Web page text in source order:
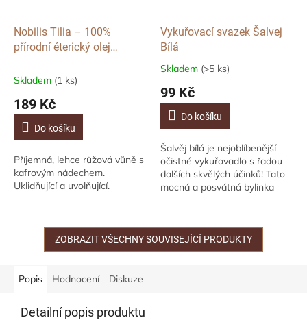
Nobilis Tilia – 100%
přírodní éterický olej
10ml
Skladem (1 ks)
189 Kč
Do košíku
Příjemná, lehce růžová vůně s
kafrovým nádechem.
Uklidňující a uvolňující.
Vykuřovací svazek Šalvej
Bílá
Průměrné
produktu
5,0
5
hvězdiček.
Skladem (>5 ks)
99 Kč
Do košíku
Šalvěj bílá je nejoblíbenější
očistné vykuřovadlo s řadou
dalších skvělých účinků! Tato
mocná a posvátná bylinka
vůní,...
ZOBRAZIT VŠECHNY SOUVISEJÍCÍ PRODUKTY
Popis Hodnocení Diskuze
Detailní popis produktu